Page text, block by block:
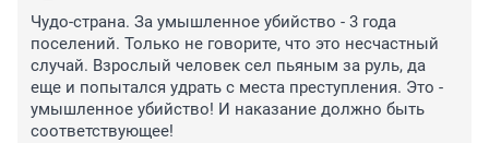
Чудо-страна. За умышленное убийство - 3 года
поселений. Только не говорите, что это несчастный
случай. Взрослый человек сел пьяным за руль, да
еще и попытался удрать с места преступления. Это -
умышленное убийство! И наказание должно быть
соответствующее!